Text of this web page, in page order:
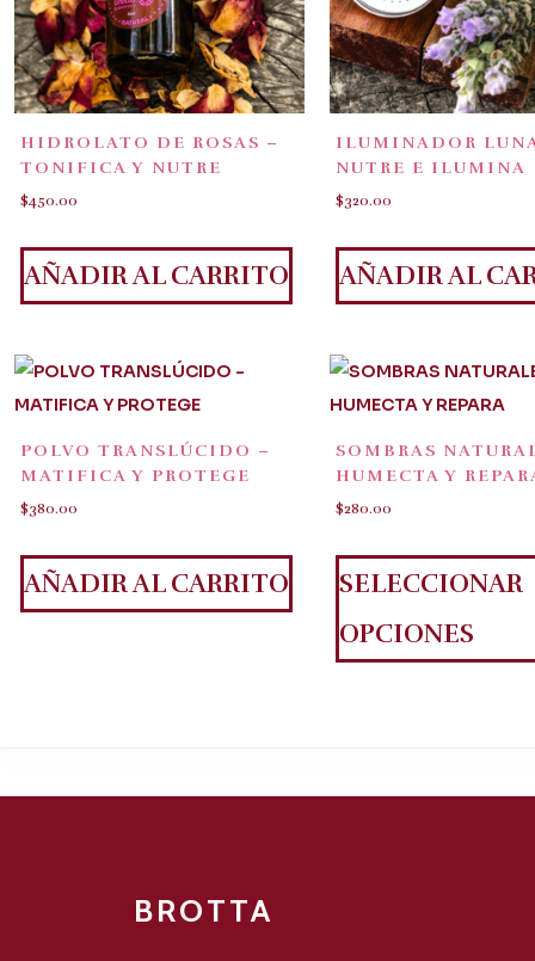
HIDROLATO DE ROSAS –
TONIFICA Y NUTRE
$450.00
AÑADIR AL CARRITO
ILUMINADOR
NUTRE E ILUMINA
$320.00
AÑADIR AL
POLVO TRANSLÚCIDO –
MATIFICA Y PROTEGE
$380.00
AÑADIR AL CARRITO
SOMBRAS
HUMECTA Y
$280.00
SELECCIONAR
OPCIONES
BROTTA